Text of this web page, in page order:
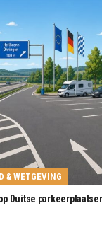
& WETGEVING
Duitse